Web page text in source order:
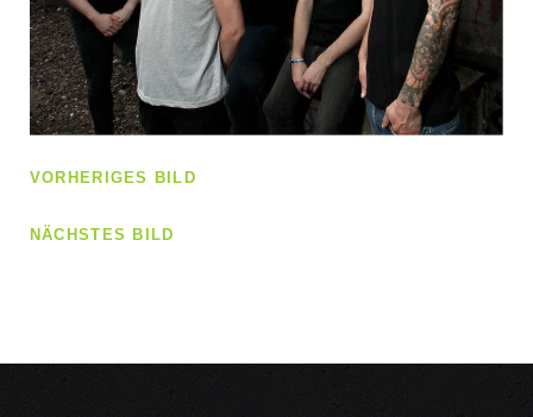
VORHERIGES BILD
NÄCHSTES BILD